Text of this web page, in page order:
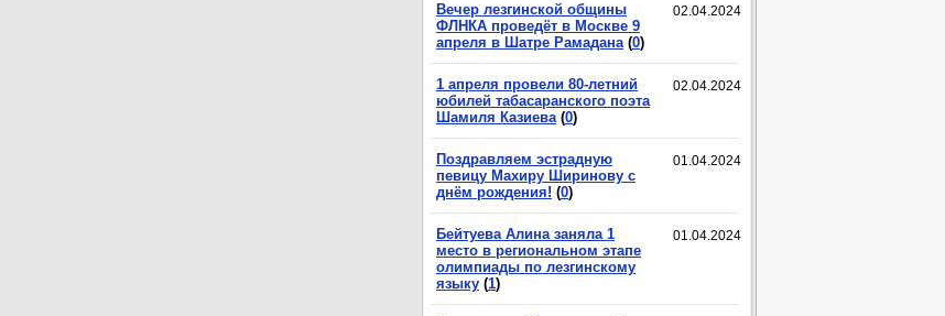
02.04.2024
Вечер лезгинской общины
ФЛНКА проведёт в Москве 9
апреля в Шатре Рамадана (0)
02.04.2024
1 апреля провели 80-летний
юбилей табасаранского поэта
Шамиля Казиева (0)
01.04.2024
Поздравляем эстрадную
певицу Махиру Ширинову с
днём рождения! (0)
01.04.2024
Бейтуева Алина заняла 1
место в региональном этапе
олимпиады по лезгинскому
языку (1)